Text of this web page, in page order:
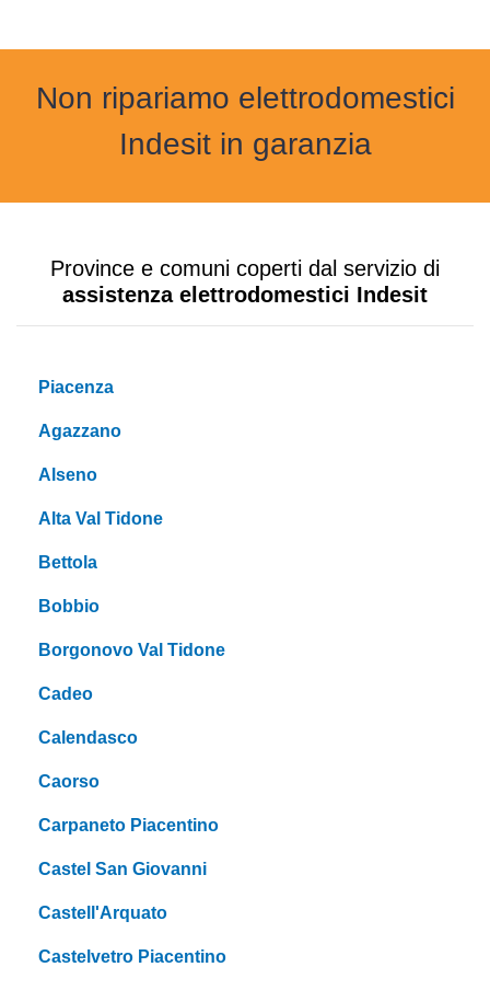
Non ripariamo elettrodomestici
Indesit in garanzia
Province e comuni coperti dal servizio di
assistenza elettrodomestici Indesit
Piacenza
Agazzano
Alseno
Alta Val Tidone
Bettola
Bobbio
Borgonovo Val Tidone
Cadeo
Calendasco
Caorso
Carpaneto Piacentino
Castel San Giovanni
Castell'Arquato
Castelvetro Piacentino